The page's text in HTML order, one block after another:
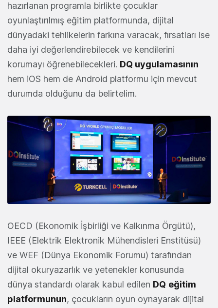
hazırlanan programla birlikte çocuklar
oyunlaştırılmış eğitim platformunda, dijital
dünyadaki tehlikelerin farkına varacak, fırsatları ise
daha iyi değerlendirebilecek ve kendilerini
korumayı öğrenebilecekleri. DQ uygulamasının
hem iOS hem de Android platformu için mevcut
durumda olduğunu da belirtelim.
OECD (Ekonomik İşbirliği ve Kalkınma Örgütü),
IEEE (Elektrik Elektronik Mühendisleri Enstitüsü)
ve WEF (Dünya Ekonomik Forumu) tarafından
dijital okuryazarlık ve yetenekler konusunda
dünya standardı olarak kabul edilen DQ eğitim
platformunun, çocukların oyun oynayarak dijital